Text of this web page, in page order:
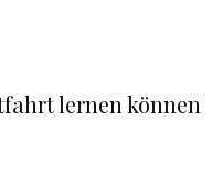
lernen können